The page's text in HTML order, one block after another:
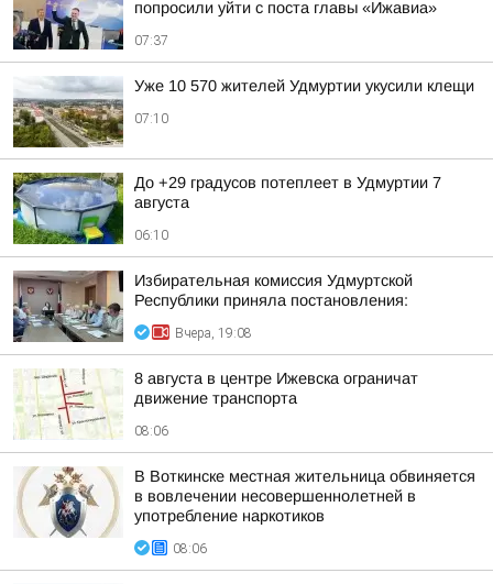
попросили уйти с поста главы «Ижавиа»
07:37
Уже 10 570 жителей Удмуртии укусили клещи
07:10
До +29 градусов потеплеет в Удмуртии 7
августа
06:10
Избирательная комиссия Удмуртской
Республики приняла постановления:
Вчера, 19:08
8 августа в центре Ижевска ограничат
движение транспорта
08:06
В Воткинске местная жительница обвиняется
в вовлечении несовершеннолетней в
употребление наркотиков
08:06